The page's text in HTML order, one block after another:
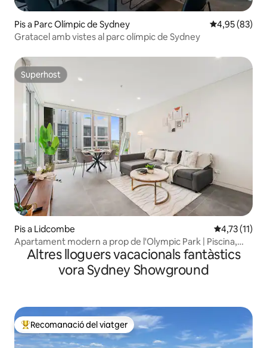
Pis a Parc Olímpic de Sydney 4,95 de
4,95 (83)
Gratacel amb vistes al parc olímpic de Sydney
Superhost
Superhost
Pis a Lidcombe 4,73 de
4,73 (11)
Apartament modern a prop de l'Olympic Park | Piscina,
gimnàs i aparcament
Altres lloguers vacacionals fantàstics
vora Sydney Showground
Principals recomanacions dels viatgers
Recomanació del viatger